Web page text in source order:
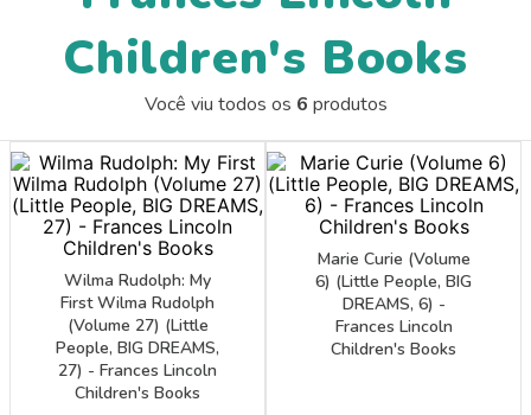
Children's Books
Você viu todos os 6 produtos
Wilma Rudolph: My
First Wilma Rudolph
(Volume 27) (Little
People, BIG DREAMS,
27) - Frances Lincoln
Children's Books
Marie Curie (Volume
6) (Little People, BIG
DREAMS, 6) -
Frances Lincoln
Children's Books
10
guache